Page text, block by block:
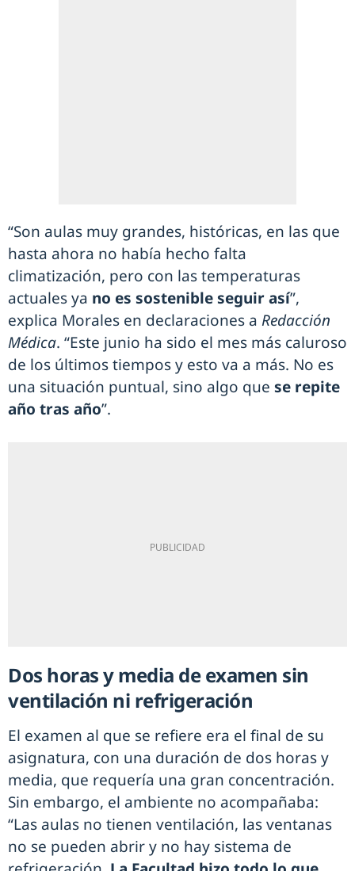
“Son aulas muy grandes, históricas, en las que
hasta ahora no había hecho falta
climatización, pero con las temperaturas
actuales ya no es sostenible seguir así”,
explica Morales en declaraciones a Redacción
Médica. “Este junio ha sido el mes más caluroso
de los últimos tiempos y esto va a más. No es
una situación puntual, sino algo que se repite
año tras año”.
Dos horas y media de examen sin
ventilación ni refrigeración
El examen al que se refiere era el final de su
asignatura, con una duración de dos horas y
media, que requería una gran concentración.
Sin embargo, el ambiente no acompañaba:
“Las aulas no tienen ventilación, las ventanas
no se pueden abrir y no hay sistema de